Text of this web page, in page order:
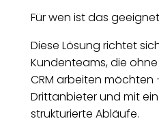
Für wen ist das
Diese Lösung richtet
Kundenteams, die
CRM arbeiten möchten
Drittanbieter und mit
strukturierte Abläufe.